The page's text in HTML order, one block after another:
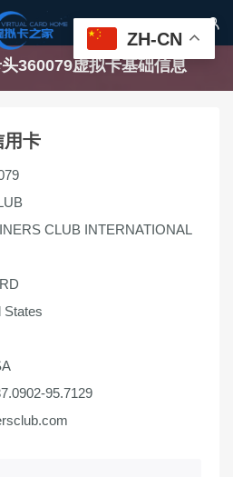

360079虚拟卡基础信息
用卡
CLUB INTERNATIONAL
States
95.7129
ZH-CN